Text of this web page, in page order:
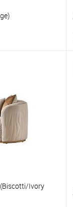
Ivory